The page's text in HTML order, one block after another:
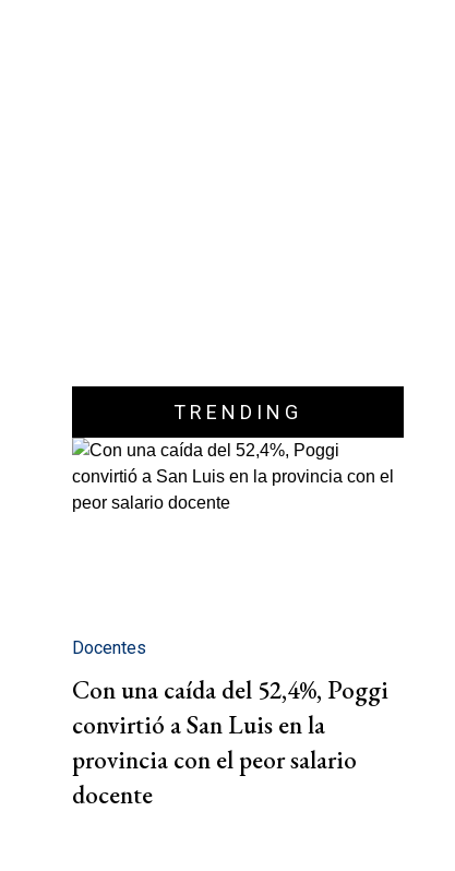
TRENDING
Docentes
Con una caída del 52,4%, Poggi
convirtió a San Luis en la
provincia con el peor salario
docente